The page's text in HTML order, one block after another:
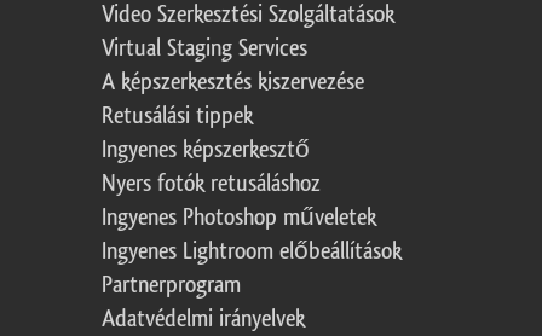
Video Szerkesztési Szolgáltatások
Virtual Staging Services
A képszerkesztés kiszervezése
Retusálási tippek
Ingyenes képszerkesztő
Nyers fotók retusáláshoz
Ingyenes Photoshop műveletek
Ingyenes Lightroom előbeállítások
Partnerprogram
Adatvédelmi irányelvek